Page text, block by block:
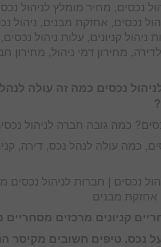
נכסים, מחיר מומלץ לניהול
נכסים, אחזקת מבנים, ניהול
ניהול קניונים, עלות ניהול
מחירון דמי ניהול,
נכסים כמה זה עולה
כמה גובה חברה לניהול
כמה עולה לנהל נכס, דירה,
נכסים | חברות לניהול נכסים
אחזקת מבנים
קניונים מרכזים
נכס. טיפים חשובים מקיסר